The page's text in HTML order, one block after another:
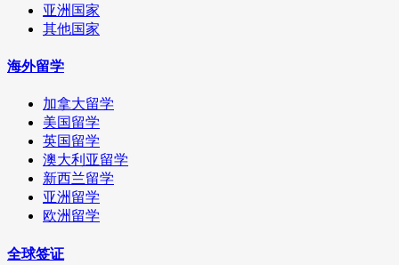
亚洲国家
其他国家
海外留学
加拿大留学
美国留学
英国留学
澳大利亚留学
新西兰留学
亚洲留学
欧洲留学
全球签证